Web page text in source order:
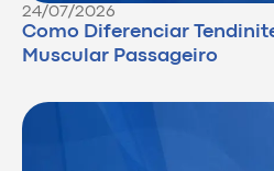
24/07/2026
Como Diferenciar
Muscular Passageiro